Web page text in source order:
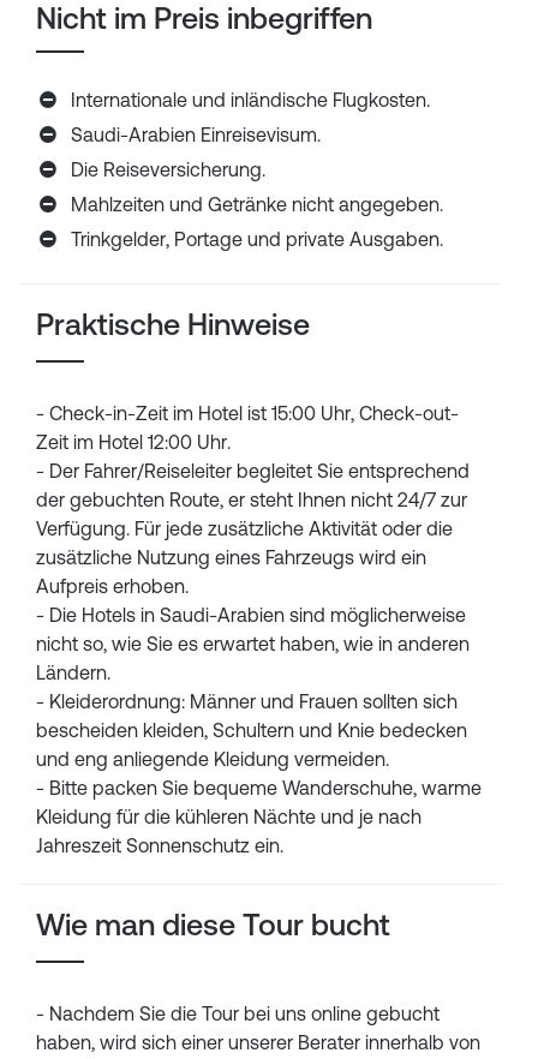
Nicht im Preis inbegriffen
Internationale und inländische Flugkosten.
Saudi-Arabien Einreisevisum.
Die Reiseversicherung.
Mahlzeiten und Getränke nicht angegeben.
Trinkgelder, Portage und private Ausgaben.
Praktische Hinweise
- Check-in-Zeit im Hotel ist 15:00 Uhr, Check-out-
Zeit im Hotel 12:00 Uhr.
- Der Fahrer/Reiseleiter begleitet Sie entsprechend
der gebuchten Route, er steht Ihnen nicht 24/7 zur
Verfügung. Für jede zusätzliche Aktivität oder die
zusätzliche Nutzung eines Fahrzeugs wird ein
Aufpreis erhoben.
- Die Hotels in Saudi-Arabien sind möglicherweise
nicht so, wie Sie es erwartet haben, wie in anderen
Ländern.
- Kleiderordnung: Männer und Frauen sollten sich
bescheiden kleiden, Schultern und Knie bedecken
und eng anliegende Kleidung vermeiden.
- Bitte packen Sie bequeme Wanderschuhe, warme
Kleidung für die kühleren Nächte und je nach
Jahreszeit Sonnenschutz ein.
Wie man diese Tour bucht
- Nachdem Sie die Tour bei uns online gebucht
haben, wird sich einer unserer Berater innerhalb von